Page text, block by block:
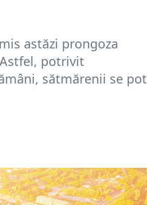
astăzi prongoza
potrivit
sătmărenii se pot